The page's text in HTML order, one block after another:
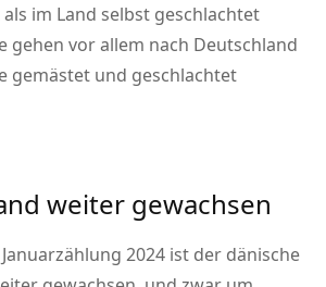
im Land selbst geschlachtet
gehen vor allem nach Deutschland
gemästet und geschlachtet
weiter gewachsen
2024 ist der dänische